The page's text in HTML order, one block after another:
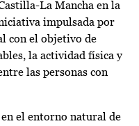
La Mancha en la
impulsada por
con el objetivo de
la actividad física y
las personas con
el entorno natural de